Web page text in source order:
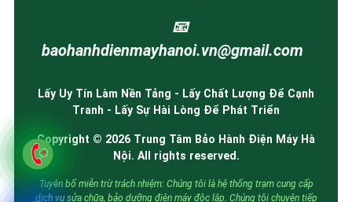
📧
baohanhdienmayhanoi.vn@gmail.com
Lấy Uy Tín Làm Nền Tảng - Lấy Chất Lượng Để Cạnh
Tranh - Lấy Sự Hài Lòng Để Phát Triển
Copyright © 2026 Trung Tâm Bảo Hành Điện Máy Hà
Nội. All rights reserved.
Tuyên bố miễn trừ trách nhiệm: Chúng tôi là hệ thống trạm cung cấp
dịch vụ sửa chữa, bảo dưỡng điện máy độc lập. Chúng tôi chuyên tiếp